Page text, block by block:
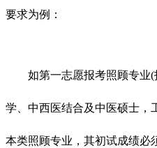
要求为例：
如第一志愿报考照顾专业(
学、中西医结合及中医硕士，
本类照顾专业，其初试成绩必